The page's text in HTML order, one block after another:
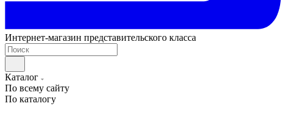
Интернет-магазин представительского класса
Каталог
По всему сайту
По каталогу